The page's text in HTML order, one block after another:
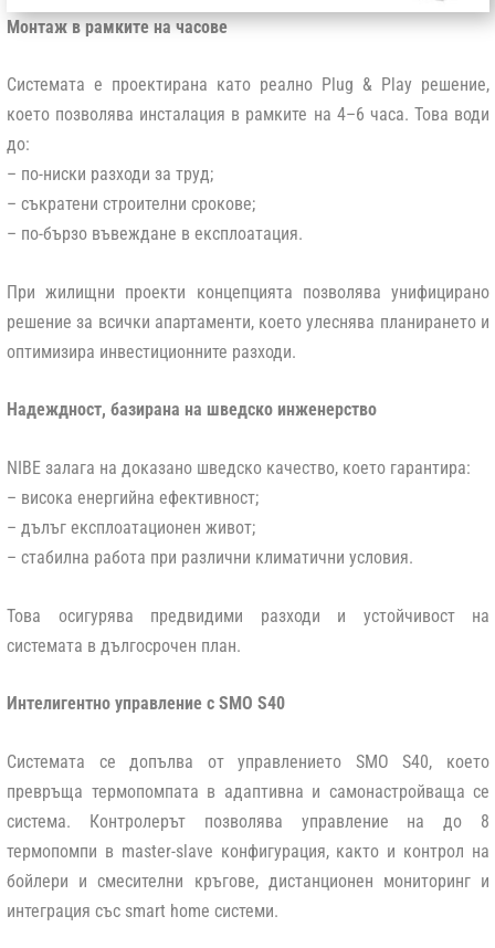
Монтаж в рамките на часове
Системата е проектирана като реално Plug & Play решение,
което позволява инсталация в рамките на 4–6 часа. Това води
до:
– по-ниски разходи за труд;
– съкратени строителни срокове;
– по-бързо въвеждане в експлоатация.
При жилищни проекти концепцията позволява унифицирано
решение за всички апартаменти, което улеснява планирането и
оптимизира инвестиционните разходи.
Надеждност, базирана на шведско инженерство
NIBE залага на доказано шведско качество, което гарантира:
– висока енергийна ефективност;
– дълъг експлоатационен живот;
– стабилна работа при различни климатични условия.
Това осигурява предвидими разходи и устойчивост на
системата в дългосрочен план.
Интелигентно управление с SMO S40
Системата се допълва от управлението SMO S40, което
превръща термопомпата в адаптивна и самонастройваща се
система. Контролерът позволява управление на до 8
термопомпи в master-slave конфигурация, както и контрол на
бойлери и смесителни кръгове, дистанционен мониторинг и
интеграция със smart home системи.